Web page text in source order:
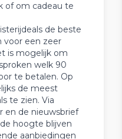
of om cadeau te
de beste
voor een zeer
is mogelijk om
welk 90
te betalen. Op
de meest
te zien. Via
en de nieuwsbrief
hoogte blijven
aanbiedingen